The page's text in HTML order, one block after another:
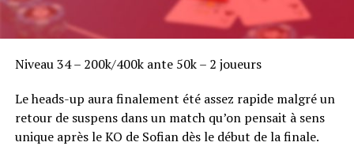
Niveau 34 – 200k/400k ante 50k – 2 joueurs
Le heads-up aura finalement été assez rapide malgré un
retour de suspens dans un match qu’on pensait à sens
unique après le KO de Sofian dès le début de la finale.